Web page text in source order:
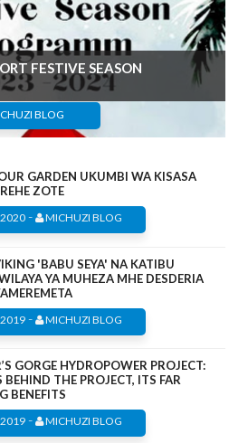
FESTIVE SEASON
BLOG
GARDEN UKUMBI WA KISASA
ZOTE
2020- MICHUZI BLOG
'BABU SEYA' NA KATIBU
YA MUHEZA MHE DESDERIA
2019- MICHUZI BLOG
GORGE HYDROPOWER PROJECT:
BEHIND THE PROJECT, ITS FAR
BENEFITS
2019- MICHUZI BLOG